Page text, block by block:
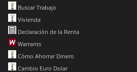
Buscar Trabajo
Vivienda
Declaración de la Renta
Warrants
Cómo Ahorrar Dinero
Cambio Euro Dolar